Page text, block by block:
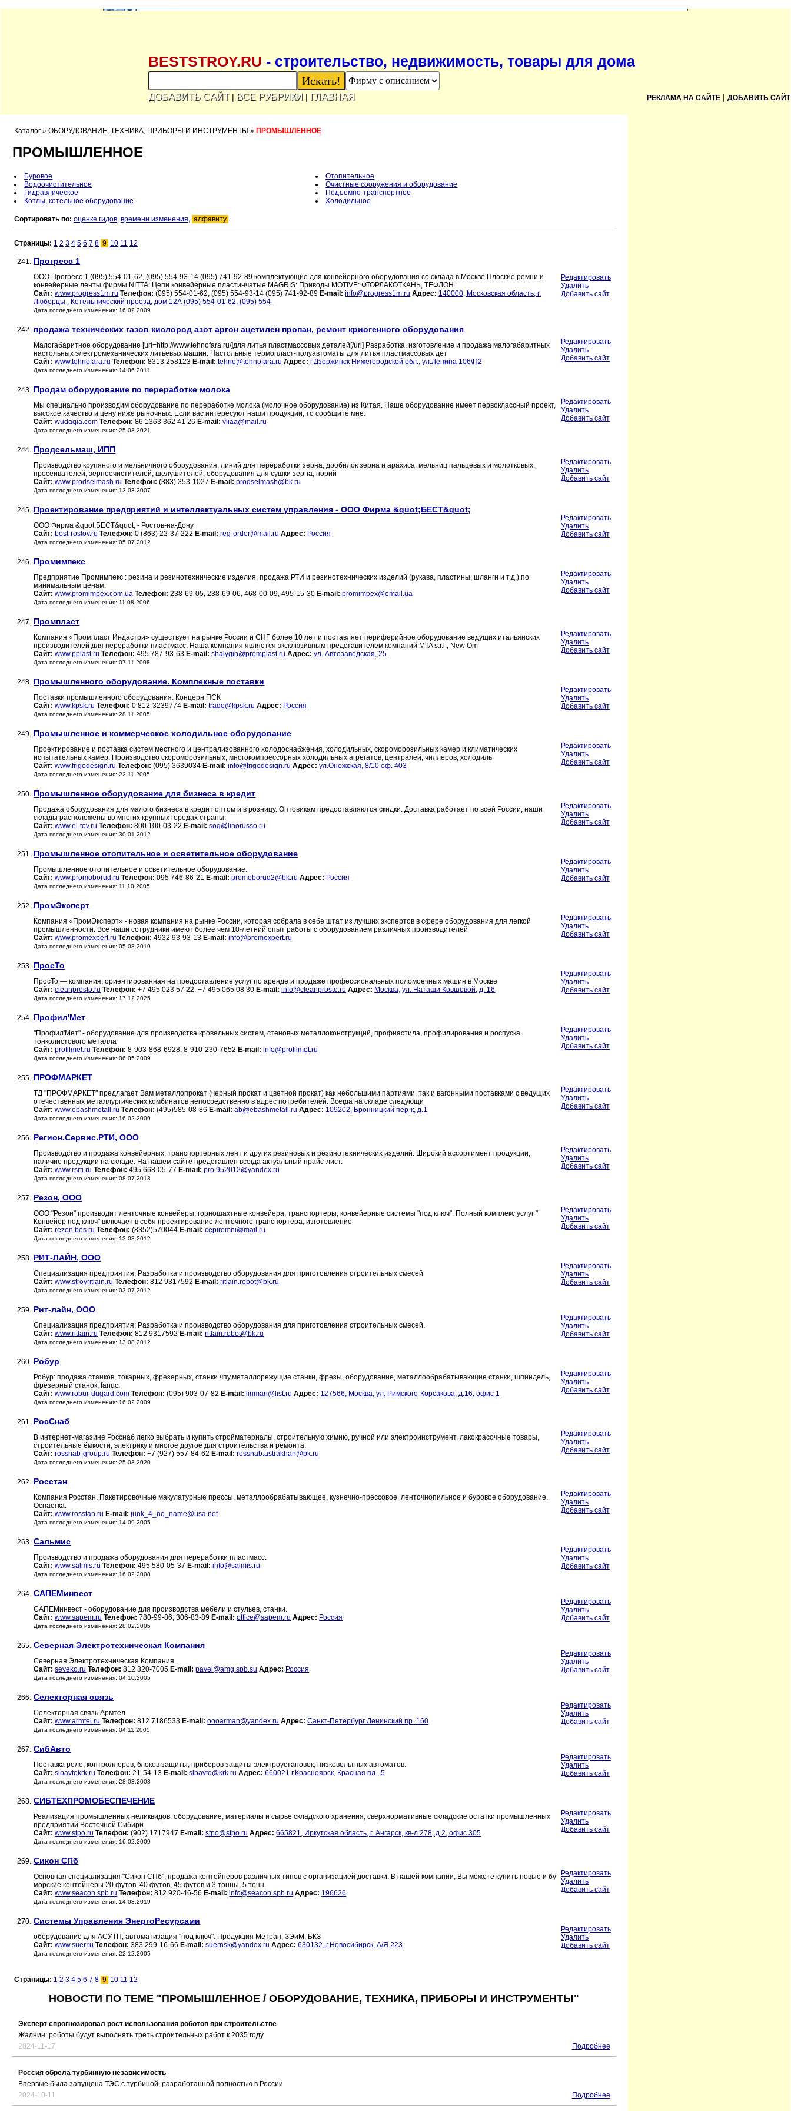
BESTSTROY.RU - строительство, недвижимость, товары для дома
ДОБАВИТЬ САЙТ| ВСЕ РУБРИКИ | ГЛАВНАЯ РЕКЛАМА НА САЙТЕ | ДОБАВИТЬ САЙТ
Каталог » ОБОРУДОВАНИЕ, ТЕХНИКА, ПРИБОРЫ И ИНСТРУМЕНТЫ » ПРОМЫШЛЕННОЕ
ПРОМЫШЛЕННОЕ
Буровое
Водоочистительное
Гидравлическое
Котлы, котельное оборудование
Отопительное
Очистные сооружения и оборудование
Подъемно-транспортное
Холодильное
Сортировать по: оценке гидов, времени изменения, алфавиту .
Страницы: 1 2 3 4 5 6 7 8 9 10 11 12
241. Прогресс 1
ООО Прогресс 1 (095) 554-01-62, (095) 554-93-14 (095) 741-92-89 комплектующие для конвейерного оборудования со склада в Москве Плоские ремни и
конвейерные ленты фирмы NITTA: Цепи конвейерные пластинчатые MAGRIS: Приводы MOTIVE: ФТОРЛАКОТКАНЬ, ТЕФЛОН.
Сайт: www.progress1m.ru Телефон: (095) 554-01-62, (095) 554-93-14 (095) 741-92-89 E-mail: info@progress1m.ru Адрес: 140000, Московская область, г.
Люберцы , Котельнический проезд, дом 12А (095) 554-01-62, (095) 554-
Дата последнего изменения: 16.02.2009
Редактировать
Удалить
Добавить сайт
242. продажа технических газов кислород азот аргон ацетилен пропан, ремонт криогенного оборудования
Малогабаритное оборудование [url=http://www.tehnofara.ru/]для литья пластмассовых деталей[/url] Разработка, изготовление и продажа малогабаритных
настольных электромеханических литьевых машин. Настольные термопласт-полуавтоматы для литья пластмассовых дет
Сайт: www.tehnofara.ru Телефон: 8313 258123 E-mail: tehno@tehnofara.ru Адрес: г.Дзержинск Нижегородской обл., ул.Ленина 106\П2
Дата последнего изменения: 14.06.2011
Редактировать
Удалить
Добавить сайт
243. Продам оборудование по переработке молока
Мы специально производим оборудование по переработке молока (молочное оборудование) из Китая. Наше оборудование имеет первоклассный проект,
высокое качество и цену ниже рыночных. Если вас интересуют наши продукции, то сообщите мне.
Сайт: wudaqia.com Телефон: 86 1363 362 41 26 E-mail: vliaa@mail.ru
Дата последнего изменения: 25.03.2021
Редактировать
Удалить
Добавить сайт
244. Продсельмаш, ИПП
Производство крупяного и мельничного оборудования, линий для переработки зерна, дробилок зерна и арахиса, мельниц пальцевых и молотковых,
просеивателей, зерноочистителей, шелушителей, оборудования для сушки зерна, норий
Сайт: www.prodselmash.ru Телефон: (383) 353-1027 E-mail: prodselmash@bk.ru
Дата последнего изменения: 13.03.2007
Редактировать
Удалить
Добавить сайт
245. Проектирование предприятий и интеллектуальных систем управления - ООО Фирма &quot;БЕСТ&quot;
ООО Фирма &quot;БЕСТ&quot; - Ростов-на-Дону
Сайт: best-rostov.ru Телефон: 0 (863) 22-37-222 E-mail: reg-order@mail.ru Адрес: Россия
Дата последнего изменения: 05.07.2012
Редактировать
Удалить
Добавить сайт
246. Промимпекс
Предприятие Промимпекс : резина и резинотехнические изделия, продажа РТИ и резинотехнических изделий (рукава, пластины, шланги и т.д.) по
минимальным ценам.
Сайт: www.promimpex.com.ua Телефон: 238-69-05, 238-69-06, 468-00-09, 495-15-30 E-mail: promimpex@email.ua
Дата последнего изменения: 11.08.2006
Редактировать
Удалить
Добавить сайт
247. Промпласт
Компания «Промпласт Индастри» существует на рынке России и СНГ более 10 лет и поставляет периферийное оборудование ведущих итальянских
производителей для переработки пластмасс. Наша компания является эксклюзивным представителем компаний MTA s.r.l., New Om
Сайт: www.pplast.ru Телефон: 495 787-93-63 E-mail: shalygin@promplast.ru Адрес: ул. Автозаводская, 25
Дата последнего изменения: 07.11.2008
Редактировать
Удалить
Добавить сайт
248. Промышленного оборудование. Комплекные поставки
Поставки промышленного оборудования. Концерн ПСК
Сайт: www.kpsk.ru Телефон: 0 812-3239774 E-mail: trade@kpsk.ru Адрес: Россия
Дата последнего изменения: 28.11.2005
Редактировать
Удалить
Добавить сайт
249. Промышленное и коммерческое холодильное оборудование
Проектирование и поставка систем местного и централизованного холодоснабжения, холодильных, скороморозильных камер и климатических
испытательных камер. Производство скороморозильных, многокомпрессорных холодильных агрегатов, централей, чиллеров, холодиль
Сайт: www.frigodesign.ru Телефон: (095) 3639034 E-mail: info@frigodesign.ru Адрес: ул.Онежская, 8/10 оф. 403
Дата последнего изменения: 22.11.2005
Редактировать
Удалить
Добавить сайт
250. Промышленное оборудование для бизнеса в кредит
Продажа оборудования для малого бизнеса в кредит оптом и в розницу. Оптовикам предоставляются скидки. Доставка работает по всей России, наши
склады расположены во многих крупных городах страны.
Сайт: www.el-tov.ru Телефон: 800 100-03-22 E-mail: sog@linorusso.ru
Дата последнего изменения: 30.01.2012
Редактировать
Удалить
Добавить сайт
251. Промышленное отопительное и осветительное оборудование
Промышленное отопительное и осветительное оборудование.
Сайт: www.promoborud.ru Телефон: 095 746-86-21 E-mail: promoborud2@bk.ru Адрес: Россия
Дата последнего изменения: 11.10.2005
Редактировать
Удалить
Добавить сайт
252. ПромЭксперт
Компания «ПромЭксперт» - новая компания на рынке России, которая собрала в себе штат из лучших экспертов в сфере оборудования для легкой
промышленности. Все наши сотрудники имеют более чем 10-летний опыт работы с оборудованием различных производителей
Сайт: www.promexpert.ru Телефон: 4932 93-93-13 E-mail: info@promexpert.ru
Дата последнего изменения: 05.08.2019
Редактировать
Удалить
Добавить сайт
253. ПросТо
ПросТо — компания, ориентированная на предоставление услуг по аренде и продаже профессиональных поломоечных машин в Москве
Сайт: cleanprosto.ru Телефон: +7 495 023 57 22, +7 495 065 08 30 E-mail: info@cleanprosto.ru Адрес: Москва, ул. Наташи Ковшовой, д. 16
Дата последнего изменения: 17.12.2025
Редактировать
Удалить
Добавить сайт
254. Профил'Мет
"Профил'Мет" - оборудование для производства кровельных систем, стеновых металлоконструкций, профнастила, профилирования и роспуска
тонколистового металла
Сайт: profilmet.ru Телефон: 8-903-868-6928, 8-910-230-7652 E-mail: info@profilmet.ru
Дата последнего изменения: 06.05.2009
Редактировать
Удалить
Добавить сайт
255. ПРОФМАРКЕТ
ТД "ПРОФМАРКЕТ" предлагает Вам металлопрокат (черный прокат и цветной прокат) как небольшими партиями, так и вагонными поставками с ведущих
отечественных металлургических комбинатов непосредственно в адрес потребителей. Всегда на складе следующи
Сайт: www.ebashmetall.ru Телефон: (495)585-08-86 E-mail: ab@ebashmetall.ru Адрес: 109202, Бронницкий пер-к, д.1
Дата последнего изменения: 16.02.2009
Редактировать
Удалить
Добавить сайт
256. Регион.Сервис.РТИ, ООО
Производство и продажа конвейерных, транспортерных лент и других резиновых и резинотехнических изделий. Широкий ассортимент продукции,
наличие продукции на складе. На нашем сайте представлен всегда актуальный прайс-лист.
Сайт: www.rsrti.ru Телефон: 495 668-05-77 E-mail: pro.952012@yandex.ru
Дата последнего изменения: 08.07.2013
Редактировать
Удалить
Добавить сайт
257. Резон, ООО
ООО "Резон" производит ленточные конвейеры, горношахтные конвейера, транспортеры, конвейерные системы "под ключ". Полный комплекс услуг "
Конвейер под ключ" включает в себя проектирование ленточного транспортера, изготовление
Сайт: rezon.bos.ru Телефон: (8352)570044 E-mail: cepiremni@mail.ru
Дата последнего изменения: 13.08.2012
Редактировать
Удалить
Добавить сайт
258. РИТ-ЛАЙН, ООО
Специализация предприятия: Разработка и производство оборудования для приготовления строительных смесей
Сайт: www.stroyritlain.ru Телефон: 812 9317592 E-mail: ritlain.robot@bk.ru
Дата последнего изменения: 03.07.2012
Редактировать
Удалить
Добавить сайт
259. Рит-лайн, ООО
Специализация предприятия: Разработка и производство оборудования для приготовления строительных смесей.
Сайт: www.ritlain.ru Телефон: 812 9317592 E-mail: ritlain.robot@bk.ru
Дата последнего изменения: 13.08.2012
Редактировать
Удалить
Добавить сайт
260. Робур
Робур: продажа станков, токарных, фрезерных, станки чпу,металлорежущие станки, фрезы, оборудование, металлообрабатывающие станки, шпиндель,
фрезерный станок, fanuc.
Сайт: www.robur-dugard.com Телефон: (095) 903-07-82 E-mail: linman@list.ru Адрес: 127566, Москва, ул. Римского-Корсакова, д.16, офис 1
Дата последнего изменения: 16.02.2009
Редактировать
Удалить
Добавить сайт
261. РосСнаб
В интернет-магазине Росснаб легко выбрать и купить стройматериалы, строительную химию, ручной или электроинструмент, лакокрасочные товары,
строительные ёмкости, электрику и многое другое для строительства и ремонта.
Сайт: rossnab-group.ru Телефон: +7 (927) 557-84-62 E-mail: rossnab.astrakhan@bk.ru
Дата последнего изменения: 25.03.2020
Редактировать
Удалить
Добавить сайт
262. Росстан
Компания Росстан. Пакетировочные макулатурные прессы, металлообрабатывающее, кузнечно-прессовое, ленточнопильное и буровое оборудование.
Оснастка.
Сайт: www.rosstan.ru E-mail: junk_4_no_name@usa.net
Дата последнего изменения: 14.09.2005
Редактировать
Удалить
Добавить сайт
263. Сальмис
Производство и продажа оборудования для переработки пластмасс.
Сайт: www.salmis.ru Телефон: 495 580-05-37 E-mail: info@salmis.ru
Дата последнего изменения: 16.02.2008
Редактировать
Удалить
Добавить сайт
264. САПЕМинвест
САПЕМинвест - оборудование для производства мебели и стульев, станки.
Сайт: www.sapem.ru Телефон: 780-99-86, 306-83-89 E-mail: office@sapem.ru Адрес: Россия
Дата последнего изменения: 28.02.2005
Редактировать
Удалить
Добавить сайт
265. Северная Электротехническая Компания
Северная Электротехническая Компания
Сайт: seveko.ru Телефон: 812 320-7005 E-mail: pavel@amg.spb.su Адрес: Россия
Дата последнего изменения: 04.10.2005
Редактировать
Удалить
Добавить сайт
266. Селекторная связь
Селекторная связь Армтел
Сайт: www.armtel.ru Телефон: 812 7186533 E-mail: oooarman@yandex.ru Адрес: Санкт-Петербург Ленинский пр. 160
Дата последнего изменения: 04.11.2005
Редактировать
Удалить
Добавить сайт
267. СибАвто
Поставка реле, контроллеров, блоков защиты, приборов защиты электроустановок, низковольтных автоматов.
Сайт: sibavtokrk.ru Телефон: 21-54-13 E-mail: sibavto@krk.ru Адрес: 660021 г.Красноярск, Красная пл., 5
Дата последнего изменения: 28.03.2008
Редактировать
Удалить
Добавить сайт
268. СИБТЕХПРОМОБЕСПЕЧЕНИЕ
Реализация промышленных неликвидов: оборудование, материалы и сырье складского хранения, сверхнормативные складские остатки промышленных
предприятий Восточной Сибири.
Сайт: www.stpo.ru Телефон: (902) 1717947 E-mail: stpo@stpo.ru Адрес: 665821, Иркутская область, г. Ангарск, кв-л 278, д.2, офис 305
Дата последнего изменения: 16.02.2009
Редактировать
Удалить
Добавить сайт
269. Сикон СПб
Основная специализация "Сикон СПб", продажа контейнеров различных типов с организацией доставки. В нашей компании, Вы можете купить новые и бу
морские контейнеры 20 футов, 40 футов, 45 футов и 3 тонны, 5 тонн.
Сайт: www.seacon.spb.ru Телефон: 812 920-46-56 E-mail: info@seacon.spb.ru Адрес: 196626
Дата последнего изменения: 14.03.2019
Редактировать
Удалить
Добавить сайт
270. Системы Управления ЭнергоРесурсами
оборудование для АСУТП, автоматизация "под ключ". Продукция Метран, ЗЭиМ, БКЗ
Сайт: www.suer.ru Телефон: 383 299-16-66 E-mail: suernsk@yandex.ru Адрес: 630132, г.Новосибирск, А/Я 223
Дата последнего изменения: 22.12.2005
Редактировать
Удалить
Добавить сайт
Страницы: 1 2 3 4 5 6 7 8 9 10 11 12
НОВОСТИ ПО ТЕМЕ "ПРОМЫШЛЕННОЕ / ОБОРУДОВАНИЕ, ТЕХНИКА, ПРИБОРЫ И ИНСТРУМЕНТЫ"
Эксперт спрогнозировал рост использования роботов при строительстве
Жалнин: роботы будут выполнять треть строительных работ к 2035 году
2024-11-17
Подробнее
Россия обрела турбинную независимость
Впервые была запущена ТЭС с турбиной, разработанной полностью в России
2024-10-11
Подробнее